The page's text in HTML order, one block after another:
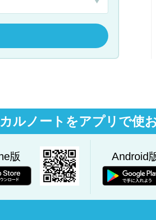
ルノートをアプリで使
版 Android